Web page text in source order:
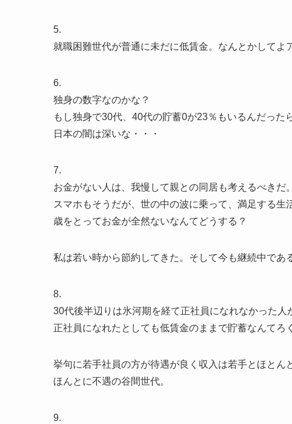
5.
就職困難世代が普通に未だに低賃金。なんとかしてよ
6.
独身の数字なのかな？
もし独身で30代、40代の貯蓄0が23％もいるんだった
日本の闇は深いな・・・
7.
お金がない人は、我慢して親との同居も考えるべきだ
スマホもそうだが、世の中の波に乗って、満足する生
歳をとってお金が全然ないなんてどうする？
私は若い時から節約してきた。そして今も継続中であ
8.
30代後半辺りは氷河期を経て正社員になれなかった人
正社員になれたとしても低賃金のままで貯蓄なんてろ
挙句に若手社員の方が待遇が良く収入は若手とほとん
ほんとに不遇の谷間世代。
9.